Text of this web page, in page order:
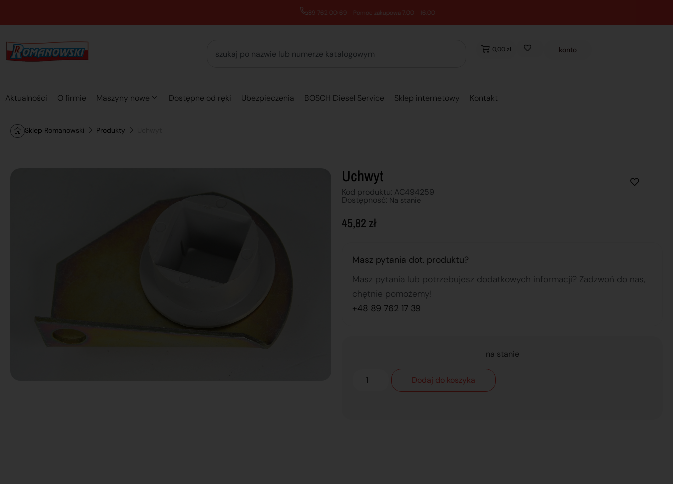
89 762 00 69 - Pomoc zakupowa 7:00 - 16:00
0,00 zł konto
Aktualności O firmie Maszyny nowe Dostępne od ręki Ubezpieczenia BOSCH Diesel Service Sklep internetowy Kontakt
Sklep Romanowski Produkty
Uchwyt
Kod produktu: AC494259
Dostępnosć: Na stanie
45,82 zł
Masz pytania dot. produktu?
Masz pytania lub potrzebujesz dodatkowych informacji? Zadzwoń do nas,
chętnie pomożemy!
+48 89 762 17 39
na stanie
Dodaj do koszyka